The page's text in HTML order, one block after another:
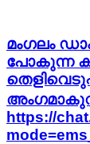
മംഗലം
പോകുന്ന
https://